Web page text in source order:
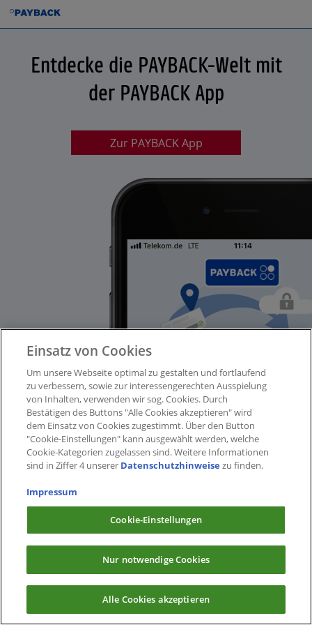
Entdecke die PAYBACK-Welt mit
der PAYBACK App
Zur PAYBACK App
Einsatz von Cookies
Um unsere Webseite optimal zu gestalten und fortlaufend
zu verbessern, sowie zur interessengerechten Ausspielung
von Inhalten, verwenden wir sog. Cookies. Durch
Bestätigen des Buttons "Alle Cookies akzeptieren" wird
dem Einsatz von Cookies zugestimmt. Über den Button
"Cookie-Einstellungen" kann ausgewählt werden, welche
Cookie-Kategorien zugelassen sind. Weitere Informationen
sind in Ziffer 4 unserer Datenschutzhinweise zu finden.
Impressum
Cookie-Einstellungen
Nur notwendige Cookies
Alle Cookies akzeptieren